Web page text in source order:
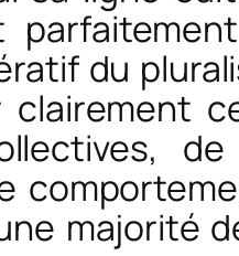
du
majorité